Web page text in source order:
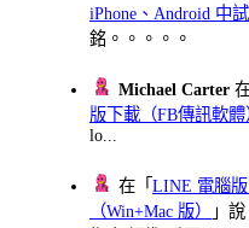
iPhone、Android 中
銘。。。。。
Michael Carter
版下載（FB傳訊軟體
lo...
在「LINE 電腦
（Win+Mac 版）
」